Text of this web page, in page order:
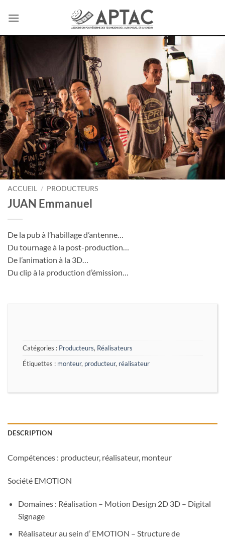
ACCUEIL / PRODUCTEURS
JUAN Emmanuel
De la pub à l’habillage d’antenne…
Du tournage à la post-production…
De l’animation à la 3D…
Du clip à la production d’émission…
Catégories : Producteurs, Réalisateurs
Étiquettes : monteur, producteur, réalisateur
DESCRIPTION
Compétences : producteur, réalisateur, monteur
Société EMOTION
Domaines : Réalisation – Motion Design 2D 3D – Digital
Signage
Réalisateur au sein d’ EMOTION – Structure de